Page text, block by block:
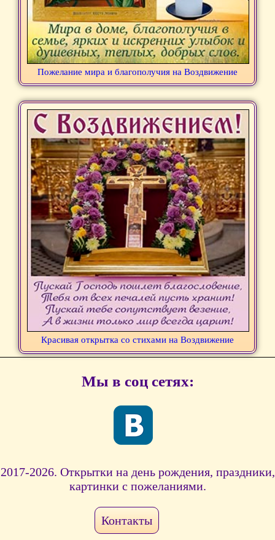
Пожелание мира и благополучия на Воздвижение
Красивая открытка со стихами на Воздвижение
Мы в соц сетях:
2017-2026. Открытки на день рождения, праздники,
картинки с пожеланиями.
Контакты